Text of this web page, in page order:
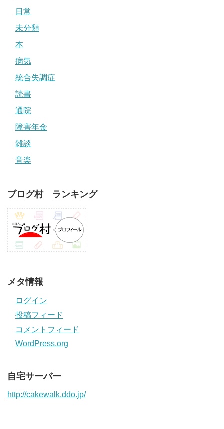
日常
未分類
本
病気
統合失調症
読書
通院
障害年金
雑談
音楽
ブログ村 ランキング
メタ情報
ログイン
投稿フィード
コメントフィード
WordPress.org
自宅サーバー
http://cakewalk.ddo.jp/